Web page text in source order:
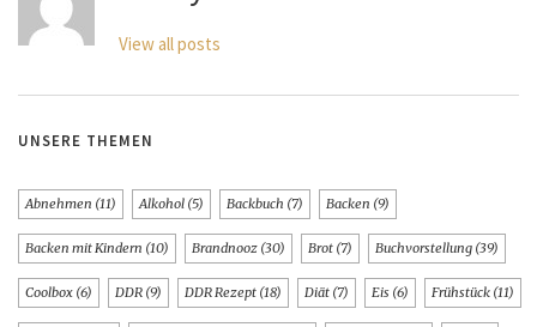
View all posts
UNSERE THEMEN
Abnehmen (11) Alkohol (5) Backbuch (7) Backen (9)
Backen mit Kindern (10) Brandnooz (30) Brot (7) Buchvorstellung (39)
Coolbox (6) DDR (9) DDR Rezept (18) Diät (7) Eis (6) Frühstück (11)